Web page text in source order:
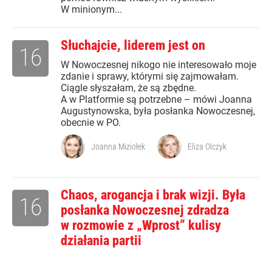
W minionym...
Słuchajcie, liderem jest on
W Nowoczesnej nikogo nie interesowało moje
zdanie i sprawy, którymi się zajmowałam.
Ciągle słyszałam, że są zbędne.
A w Platformie są potrzebne – mówi Joanna
Augustynowska, była posłanka Nowoczesnej,
obecnie w PO.
16
Joanna Miziołek Eliza Olczyk
Chaos, arogancja i brak wizji. Była
posłanka Nowoczesnej zdradza
w rozmowie z „Wprost” kulisy
działania partii
16